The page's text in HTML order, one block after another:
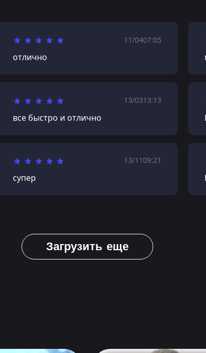
11/0407:05
отлично
13/0313:13
все быстро и отлично
13/1109:21
супер
Загрузить еще